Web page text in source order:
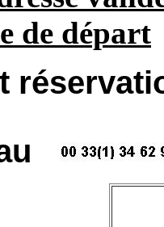
de départ